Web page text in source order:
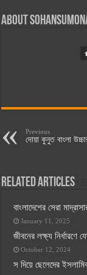
About
Previous
দোয়া কুনুত বাংলা
Related Articles
বাংলাদেশের সেরা
January 11, 2025
জীবনের লক্ষ্য নির্ধারণে
October 12, 2024
স দিয়ে ছেলেদের